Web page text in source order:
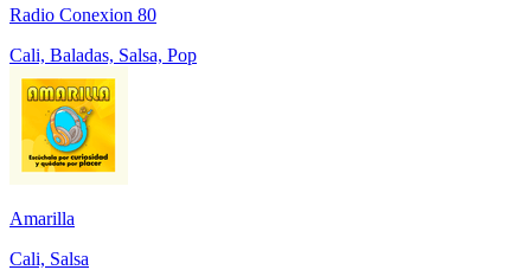
Radio Conexion 80
Cali, Baladas, Salsa, Pop
Amarilla
Cali, Salsa